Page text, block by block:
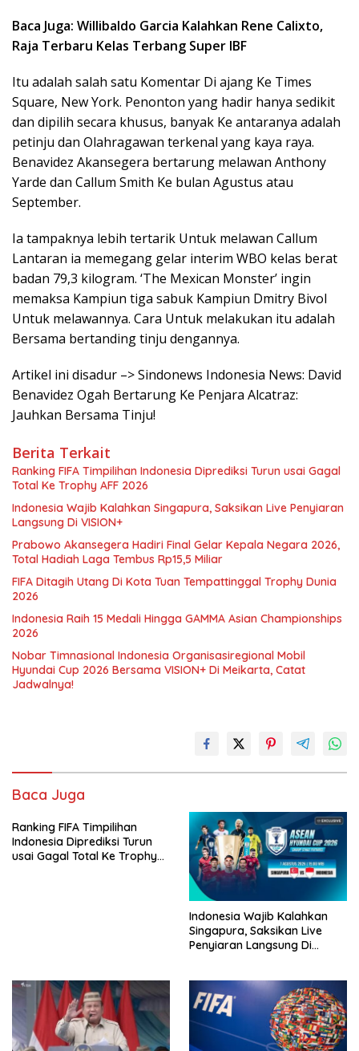
Baca Juga: Willibaldo Garcia Kalahkan Rene Calixto,
Raja Terbaru Kelas Terbang Super IBF
Itu adalah salah satu Komentar Di ajang Ke Times
Square, New York. Penonton yang hadir hanya sedikit
dan dipilih secara khusus, banyak Ke antaranya adalah
petinju dan Olahragawan terkenal yang kaya raya.
Benavidez Akansegera bertarung melawan Anthony
Yarde dan Callum Smith Ke bulan Agustus atau
September.
Ia tampaknya lebih tertarik Untuk melawan Callum
Lantaran ia memegang gelar interim WBO kelas berat
badan 79,3 kilogram. ‘The Mexican Monster’ ingin
memaksa Kampiun tiga sabuk Kampiun Dmitry Bivol
Untuk melawannya. Cara Untuk melakukan itu adalah
Bersama bertanding tinju dengannya.
Artikel ini disadur –> Sindonews Indonesia News: David
Benavidez Ogah Bertarung Ke Penjara Alcatraz:
Jauhkan Bersama Tinju!
Berita Terkait
Ranking FIFA Timpilihan Indonesia Diprediksi Turun usai Gagal
Total Ke Trophy AFF 2026
Indonesia Wajib Kalahkan Singapura, Saksikan Live Penyiaran
Langsung Di VISION+
Prabowo Akansegera Hadiri Final Gelar Kepala Negara 2026,
Total Hadiah Laga Tembus Rp15,5 Miliar
FIFA Ditagih Utang Di Kota Tuan Tempattinggal Trophy Dunia
2026
Indonesia Raih 15 Medali Hingga GAMMA Asian Championships
2026
Nobar Timnasional Indonesia Organisasiregional Mobil
Hyundai Cup 2026 Bersama VISION+ Di Meikarta, Catat
Jadwalnya!
Baca Juga
Ranking FIFA Timpilihan
Indonesia Diprediksi Turun
usai Gagal Total Ke Trophy
Indonesia Wajib Kalahkan
Singapura, Saksikan Live
Penyiaran Langsung Di